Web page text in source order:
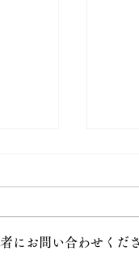
にお問い合わせくださ